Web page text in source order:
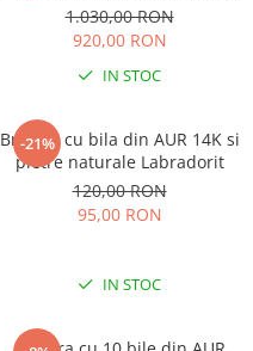
1.030,00 RON
920,00 RON
IN STOC
-21%
Bratara cu bila din AUR 14K si
pietre naturale Labradorit
120,00 RON
95,00 RON
IN STOC